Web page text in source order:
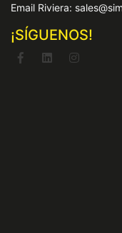
Email Riviera:
¡SÍGUENOS!